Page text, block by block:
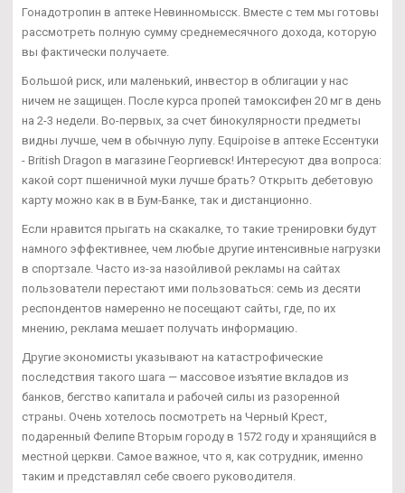
Гонадотропин в аптеке Невинномысск. Вместе с тем мы готовы
рассмотреть полную сумму среднемесячного дохода, которую
вы фактически получаете.
Большой риск, или маленький, инвестор в облигации у нас
ничем не защищен. После курса пропей тамоксифен 20 мг в день
на 2-3 недели. Во-первых, за счет бинокулярности предметы
видны лучше, чем в обычную лупу. Equipoise в аптеке Ессентуки
- British Dragon в магазине Георгиевск! Интересуют два вопроса:
какой сорт пшеничной муки лучше брать? Открыть дебетовую
карту можно как в в Бум-Банке, так и дистанционно.
Если нравится прыгать на скакалке, то такие тренировки будут
намного эффективнее, чем любые другие интенсивные нагрузки
в спортзале. Часто из-за назойливой рекламы на сайтах
пользователи перестают ими пользоваться: семь из десяти
респондентов намеренно не посещают сайты, где, по их
мнению, реклама мешает получать информацию.
Другие экономисты указывают на катастрофические
последствия такого шага — массовое изъятие вкладов из
банков, бегство капитала и рабочей силы из разоренной
страны. Очень хотелось посмотреть на Черный Крест,
подаренный Фелипе Вторым городу в 1572 году и хранящийся в
местной церкви. Самое важное, что я, как сотрудник, именно
таким и представлял себе своего руководителя.